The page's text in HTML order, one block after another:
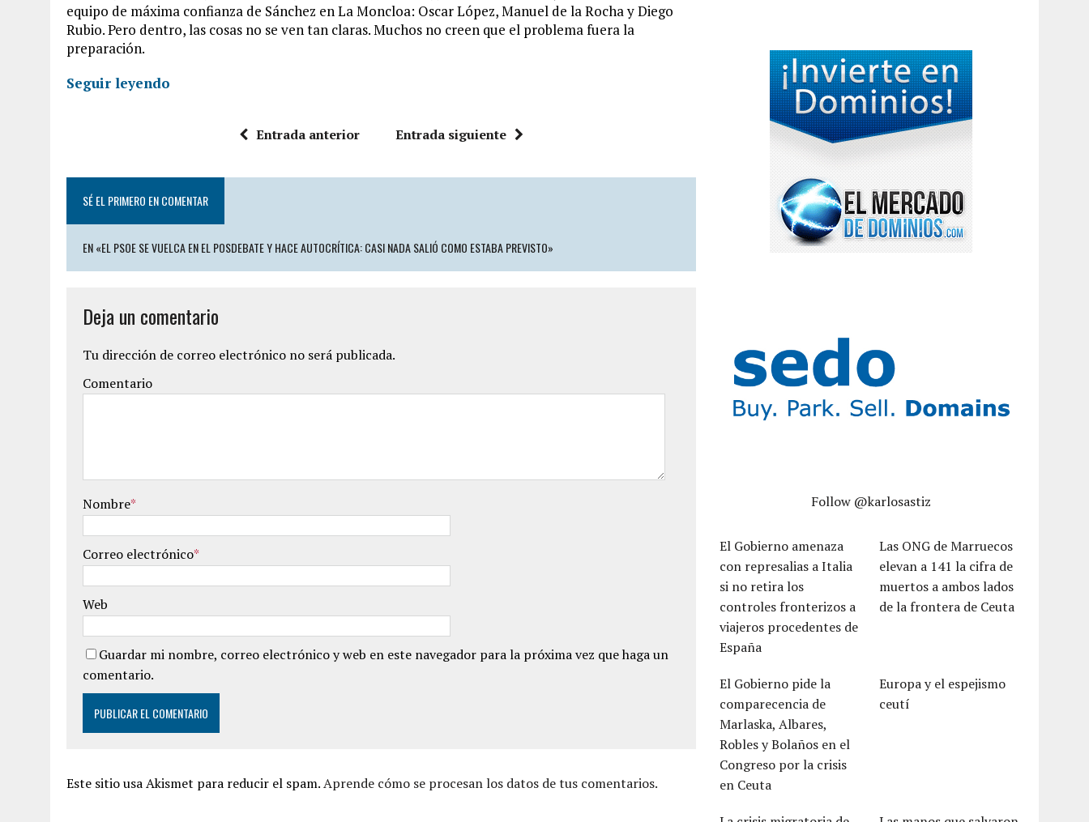
equipo de máxima confianza de Sánchez en La Moncloa: Oscar López, Manuel de la Rocha y Diego
Rubio. Pero dentro, las cosas no se ven tan claras. Muchos no creen que el problema fuera la
preparación.
Seguir leyendo
Entrada anterior Entrada siguiente
SÉ EL PRIMERO EN COMENTAR
EN «EL PSOE SE VUELCA EN EL POSDEBATE Y HACE AUTOCRÍTICA: CASI NADA SALIÓ COMO ESTABA PREVISTO»
Deja un comentario
Tu dirección de correo electrónico no será publicada.
Comentario
Nombre*
Correo electrónico*
Web
Guardar mi nombre, correo electrónico y web en este navegador para la próxima vez que haga un
comentario.
Este sitio usa Akismet para reducir el spam.Aprende cómo se procesan los datos de tus comentarios.
Follow @karlosastiz
El Gobierno amenaza
con represalias a Italia
si no retira los
controles fronterizos a
viajeros procedentes de
España
Las ONG de Marruecos
elevan a 141 la cifra de
muertos a ambos lados
de la frontera de Ceuta
El Gobierno pide la
comparecencia de
Marlaska, Albares,
Robles y Bolaños en el
Congreso por la crisis
en Ceuta
Europa y el espejismo
ceutí